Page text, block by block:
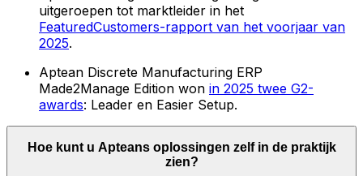
uitgeroepen tot marktleider in het
FeaturedCustomers-rapport van het voorjaar van
2025.
Aptean Discrete Manufacturing ERP
Made2Manage Edition won in 2025 twee G2-
awards: Leader en Easier Setup.
Hoe kunt u Apteans oplossingen zelf in de praktijk
zien?